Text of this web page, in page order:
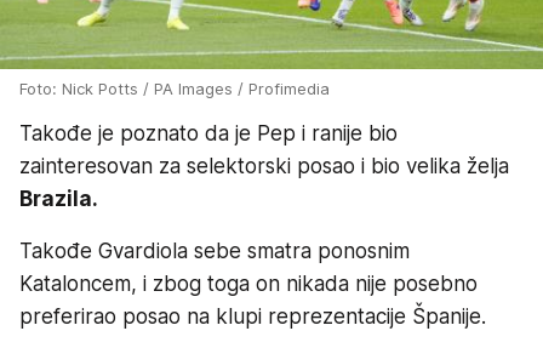
Foto: Nick Potts / PA Images / Profimedia
Takođe je poznato da je Pep i ranije bio
zainteresovan za selektorski posao i bio velika želja
Brazila.
Takođe Gvardiola sebe smatra ponosnim
Kataloncem, i zbog toga on nikada nije posebno
preferirao posao na klupi reprezentacije Španije.